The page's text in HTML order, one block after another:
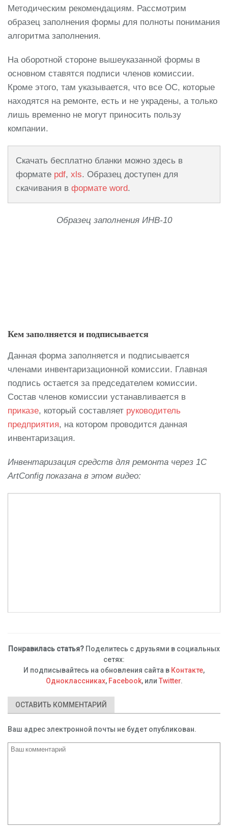
Методическим рекомендациям. Рассмотрим
образец заполнения формы для полноты понимания
алгоритма заполнения.
На оборотной стороне вышеуказанной формы в
основном ставятся подписи членов комиссии.
Кроме этого, там указывается, что все ОС, которые
находятся на ремонте, есть и не украдены, а только
лишь временно не могут приносить пользу
компании.
Скачать бесплатно бланки можно здесь в
формате pdf, xls. Образец доступен для
скачивания в формате word.
Образец заполнения ИНВ-10
Кем заполняется и подписывается
Данная форма заполняется и подписывается
членами инвентаризационной комиссии. Главная
подпись остается за председателем комиссии.
Состав членов комиссии устанавливается в
приказе, который составляет руководитель
предприятия, на котором проводится данная
инвентаризация.
Инвентаризация средств для ремонта через 1С
ArtConfig показана в этом видео:
Понравилась статья? Поделитесь с друзьями в социальных
сетях:
И подписывайтесь на обновления сайта в Контакте,
Одноклассниках, Facebook, или Twitter.
ОСТАВИТЬ КОММЕНТАРИЙ
Ваш адрес электронной почты не будет опубликован.